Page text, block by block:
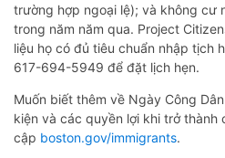
trường hợp ngoại lệ); và không cư
trong năm năm qua. Project
liệu họ có đủ tiêu chuẩn nhập tịch
617-694-5949 để đặt lịch hẹn.
Muốn biết thêm về Ngày Công
kiện và các quyền lợi khi trở thành
cập boston.gov/immigrants.